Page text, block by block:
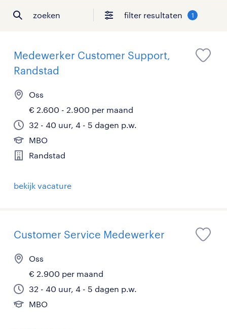
zoeken filter resultaten 1
Medewerker Customer Support,
Randstad
Oss
€ 2.600 - 2.900 per maand
32 - 40 uur, 4 - 5 dagen p.w.
MBO
Randstad
bekijk vacature
Customer Service Medewerker
Oss
€ 2.900 per maand
32 - 40 uur, 4 - 5 dagen p.w.
MBO